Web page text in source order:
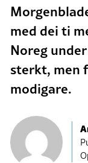
med dei ti
Noreg
sterkt, men
modigare.